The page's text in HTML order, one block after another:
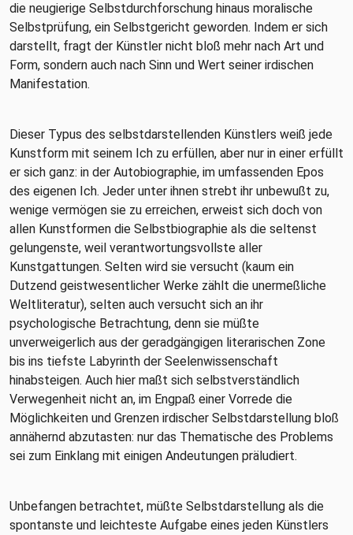
die neugierige Selbstdurchforschung hinaus moralische
Selbstprüfung, ein Selbstgericht geworden. Indem er sich
darstellt, fragt der Künstler nicht bloß mehr nach Art und
Form, sondern auch nach Sinn und Wert seiner irdischen
Manifestation.
Dieser Typus des selbstdarstellenden Künstlers weiß jede
Kunstform mit seinem Ich zu erfüllen, aber nur in einer erfüllt
er sich ganz: in der Autobiographie, im umfassenden Epos
des eigenen Ich. Jeder unter ihnen strebt ihr unbewußt zu,
wenige vermögen sie zu erreichen, erweist sich doch von
allen Kunstformen die Selbstbiographie als die seltenst
gelungenste, weil verantwortungsvollste aller
Kunstgattungen. Selten wird sie versucht (kaum ein
Dutzend geistwesentlicher Werke zählt die unermeßliche
Weltliteratur), selten auch versucht sich an ihr
psychologische Betrachtung, denn sie müßte
unverweigerlich aus der geradgängigen literarischen Zone
bis ins tiefste Labyrinth der Seelenwissenschaft
hinabsteigen. Auch hier maßt sich selbstverständlich
Verwegenheit nicht an, im Engpaß einer Vorrede die
Möglichkeiten und Grenzen irdischer Selbstdarstellung bloß
annähernd abzutasten: nur das Thematische des Problems
sei zum Einklang mit einigen Andeutungen präludiert.
Unbefangen betrachtet, müßte Selbstdarstellung als die
spontanste und leichteste Aufgabe eines jeden Künstlers